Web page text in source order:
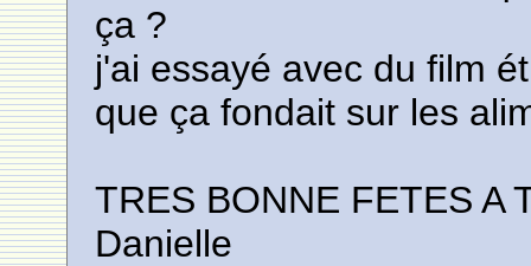
ça ?
j'ai essayé avec du film
que ça fondait sur les
TRES BONNE FETES A
Danielle